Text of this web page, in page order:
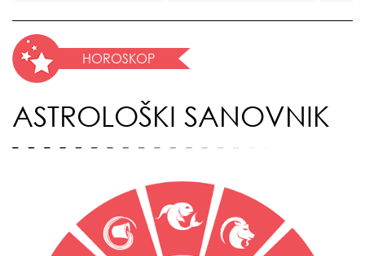
HOROSKOP
ASTROLOŠKI SANOVNIK